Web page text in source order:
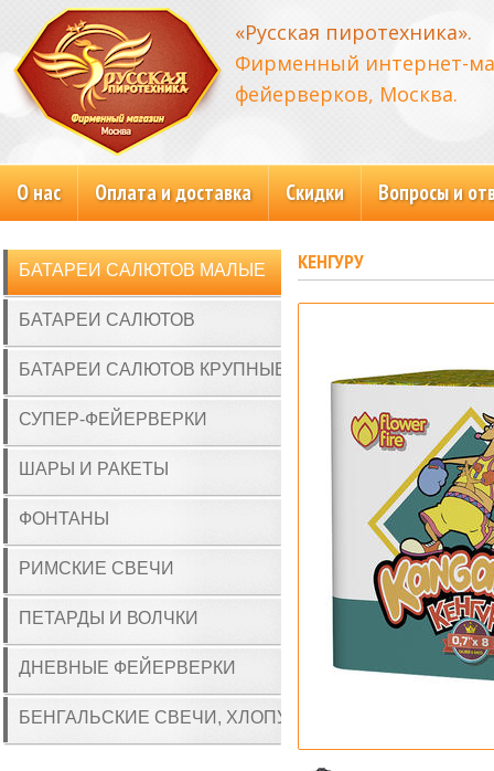
«Русская пиротехника».
Фирменный интернет-
фейерверков, Москва.
О нас Оплата и доставка Скидки Вопросы и
КЕНГУРУ
БАТАРЕИ САЛЮТОВ МАЛЫЕ
БАТАРЕИ САЛЮТОВ
БАТАРЕИ САЛЮТОВ КРУПНЫЕ
СУПЕР-ФЕЙЕРВЕРКИ
ШАРЫ И РАКЕТЫ
ФОНТАНЫ
РИМСКИЕ СВЕЧИ
ПЕТАРДЫ И ВОЛЧКИ
ДНЕВНЫЕ ФЕЙЕРВЕРКИ
БЕНГАЛЬСКИЕ СВЕЧИ, ХЛОПУШКИ